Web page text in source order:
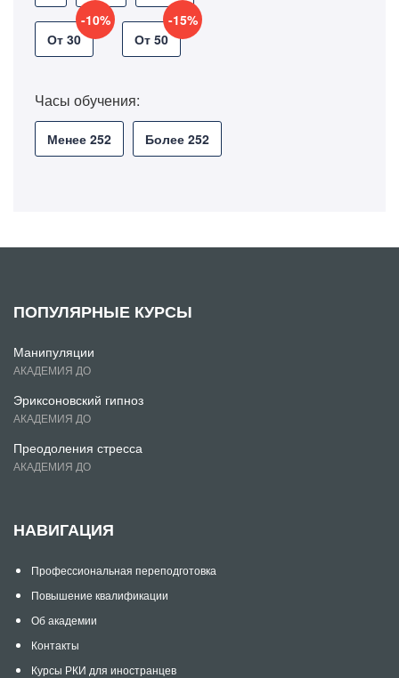
От 30
-10%
От 50
-15%
Часы обучения:
Менее 252 Более 252
ПОПУЛЯРНЫЕ КУРСЫ
Манипуляции
АКАДЕМИЯ ДО
Эриксоновский гипноз
АКАДЕМИЯ ДО
Преодоления стресса
АКАДЕМИЯ ДО
НАВИГАЦИЯ
Профессиональная переподготовка
Повышение квалификации
Об академии
Контакты
Курсы РКИ для иностранцев